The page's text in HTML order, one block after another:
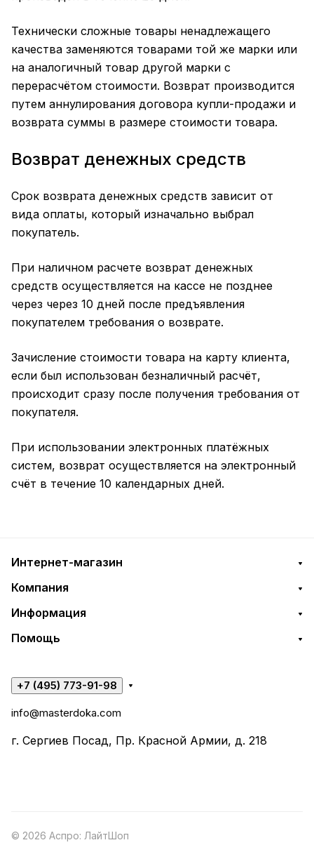
Технически сложные товары ненадлежащего
качества заменяются товарами той же марки или
на аналогичный товар другой марки с
перерасчётом стоимости. Возврат производится
путем аннулирования договора купли-продажи и
возврата суммы в размере стоимости товара.
Возврат денежных средств
Срок возврата денежных средств зависит от
вида оплаты, который изначально выбрал
покупатель.
При наличном расчете возврат денежных
средств осуществляется на кассе не позднее
через через 10 дней после предъявления
покупателем требования о возврате.
Зачисление стоимости товара на карту клиента,
если был использован безналичный расчёт,
происходит сразу после получения требования от
покупателя.
При использовании электронных платёжных
систем, возврат осуществляется на электронный
счёт в течение 10 календарных дней.
Интернет-магазин
Компания
Информация
Помощь
+7 (495) 773-91-98
info@masterdoka.com
г. Сергиев Посад, Пр. Красной Армии, д. 218
© 2026 Аспро: ЛайтШоп